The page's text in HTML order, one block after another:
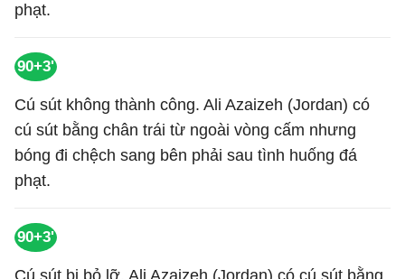
phạt.
90+3'
Cú sút không thành công. Ali Azaizeh (Jordan) có
cú sút bằng chân trái từ ngoài vòng cấm nhưng
bóng đi chệch sang bên phải sau tình huống đá
phạt.
90+3'
Cú sút bị bỏ lỡ. Ali Azaizeh (Jordan) có cú sút bằng